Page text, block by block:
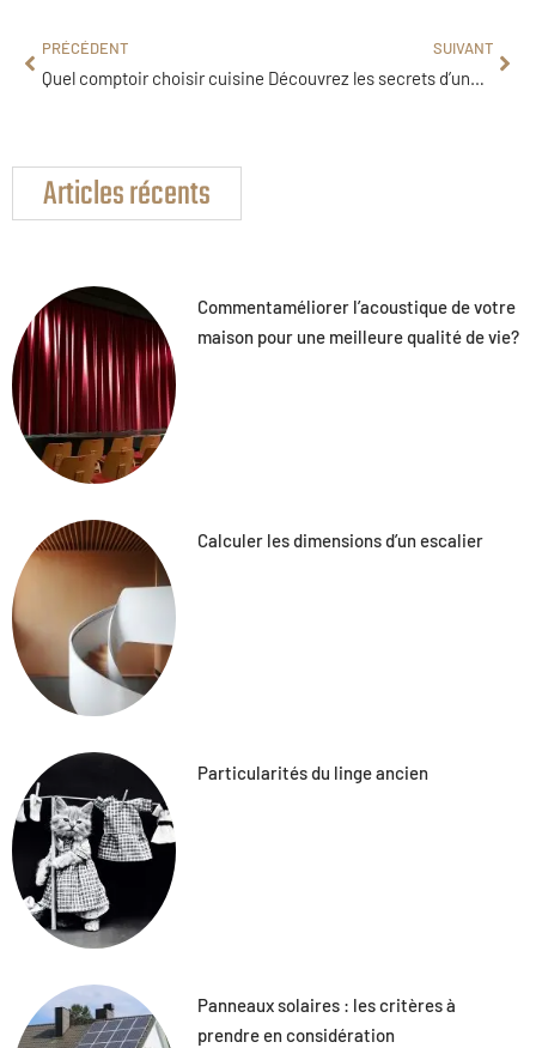
PRÉCÉDENT
Quel comptoir choisir cuisine
SUIVANT
Découvrez les secrets d’une maison de rêve à Quimperlé !
Articles récents
Commentaméliorer l’acoustique de votre
maison pour une meilleure qualité de vie?
Calculer les dimensions d’un escalier
Particularités du linge ancien
Panneaux solaires : les critères à
prendre en considération